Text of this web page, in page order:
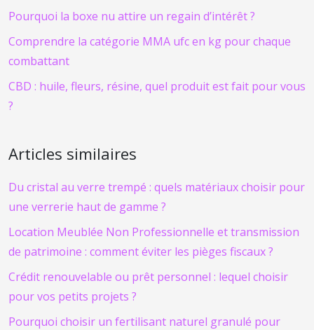
Pourquoi la boxe nu attire un regain d’intérêt ?
Comprendre la catégorie MMA ufc en kg pour chaque
combattant
CBD : huile, fleurs, résine, quel produit est fait pour vous
?
Articles similaires
Du cristal au verre trempé : quels matériaux choisir pour
une verrerie haut de gamme ?
Location Meublée Non Professionnelle et transmission
de patrimoine : comment éviter les pièges fiscaux ?
Crédit renouvelable ou prêt personnel : lequel choisir
pour vos petits projets ?
Pourquoi choisir un fertilisant naturel granulé pour